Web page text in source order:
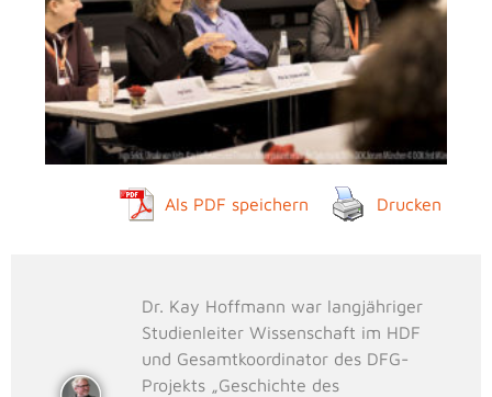
Als PDF speichern Drucken
Dr. Kay Hoffmann war langjähriger
Studienleiter Wissenschaft im HDF
und Gesamtkoordinator des DFG-
Projekts „Geschichte des